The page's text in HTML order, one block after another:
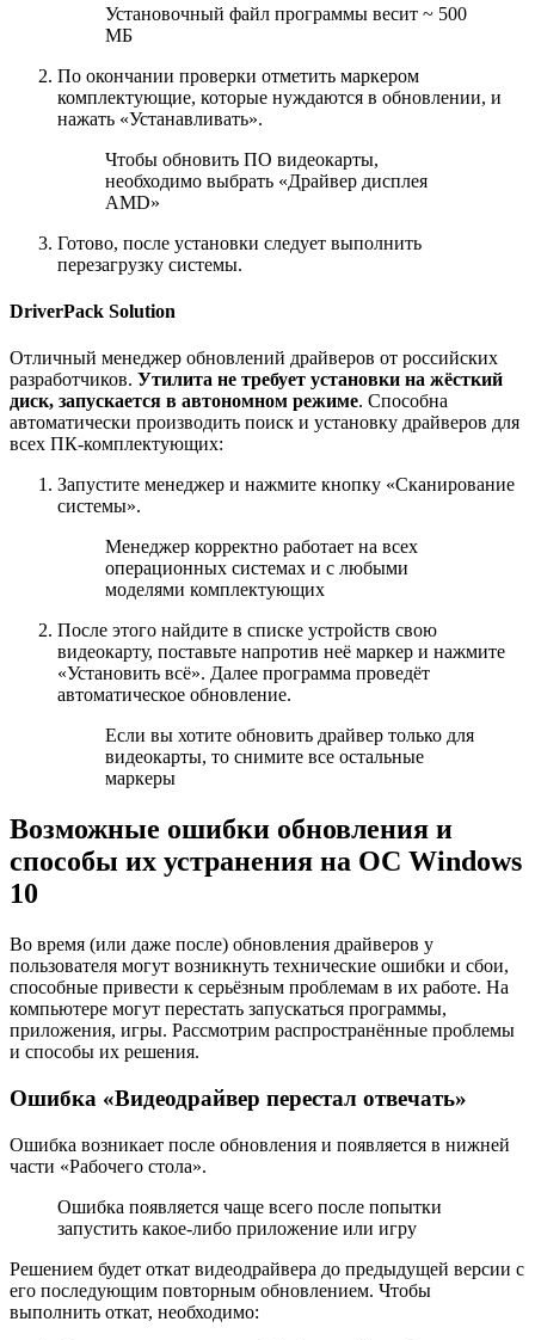
Установочный файл программы весит ~ 500
МБ
По окончании проверки отметить маркером
комплектующие, которые нуждаются в обновлении, и
нажать «Устанавливать».
Чтобы обновить ПО видеокарты,
необходимо выбрать «Драйвер дисплея
AMD»
Готово, после установки следует выполнить
перезагрузку системы.
DriverPack Solution
Отличный менеджер обновлений драйверов от российских
разработчиков. Утилита не требует установки на жёсткий
диск, запускается в автономном режиме. Способна
автоматически производить поиск и установку драйверов для
всех ПК-комплектующих:
Запустите менеджер и нажмите кнопку «Сканирование
системы».
Менеджер корректно работает на всех
операционных системах и с любыми
моделями комплектующих
После этого найдите в списке устройств свою
видеокарту, поставьте напротив неё маркер и нажмите
«Установить всё». Далее программа проведёт
автоматическое обновление.
Если вы хотите обновить драйвер только для
видеокарты, то снимите все остальные
маркеры
Возможные ошибки обновления и
способы их устранения на ОС Windows
10
Во время (или даже после) обновления драйверов у
пользователя могут возникнуть технические ошибки и сбои,
способные привести к серьёзным проблемам в их работе. На
компьютере могут перестать запускаться программы,
приложения, игры. Рассмотрим распространённые проблемы
и способы их решения.
Ошибка «Видеодрайвер перестал отвечать»
Ошибка возникает после обновления и появляется в нижней
части «Рабочего стола».
Ошибка появляется чаще всего после попытки
запустить какое-либо приложение или игру
Решением будет откат видеодрайвера до предыдущей версии с
его последующим повторным обновлением. Чтобы
выполнить откат, необходимо: